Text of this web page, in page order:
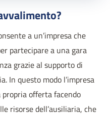
a un’impresa che
partecipare a una gara
grazie al supporto di
In questo modo l’impresa
offerta facendo
risorse dell’ausiliaria, che